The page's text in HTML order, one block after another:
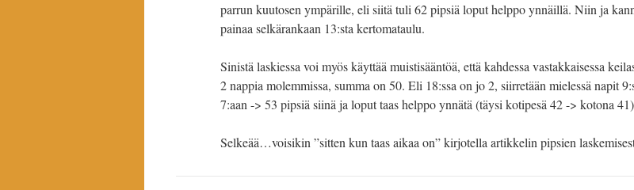
parrun kuutosen ympärille, eli siitä tuli 62 pipsiä loput helppo ynnäillä. Niin ja
painaa selkärankaan 13:sta kertomataulu.
Sinistä laskiessa voi myös käyttää muistisääntöä, että kahdessa vastakkaisessa
2 nappia molemmissa, summa on 50. Eli 18:ssa on jo 2, siirretään mielessä napit
7:aan -> 53 pipsiä siinä ja loput taas helppo ynnätä (täysi kotipesä 42 -> kotona
Selkeää…voisikin ”sitten kun taas aikaa on” kirjotella artikkelin pipsien